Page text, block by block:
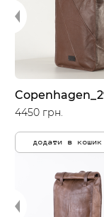
4450 грн.
додати в кошик